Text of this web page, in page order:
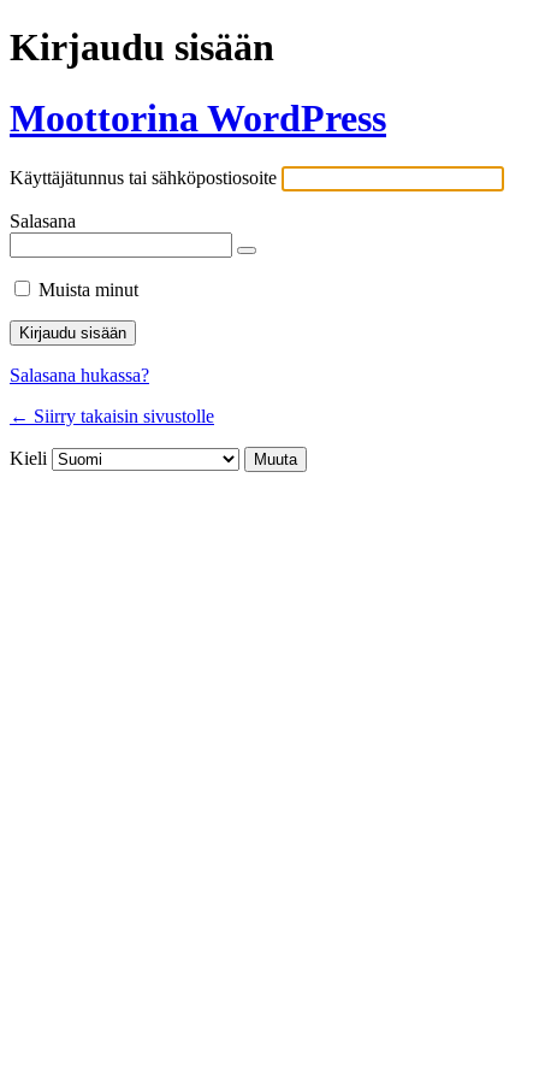
Kirjaudu sisään
Moottorina WordPress
Käyttäjätunnus tai sähköpostiosoite
Salasana
Muista minut
Salasana hukassa?
← Siirry takaisin sivustolle
Kieli